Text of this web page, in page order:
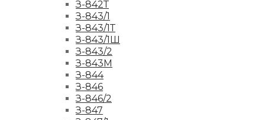
З-842Т
З-843/1
З-843/1Т
З-843/1Ш
З-843/2
З-843М
З-844
З-846
З-846/2
З-847